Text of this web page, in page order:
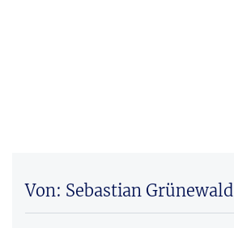
Von: Sebastian Grünewald